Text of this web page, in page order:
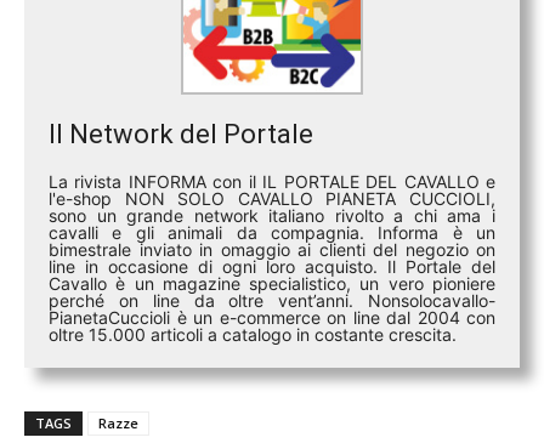
Il Network del Portale
La rivista INFORMA con il IL PORTALE DEL CAVALLO e
l'e-shop NON SOLO CAVALLO PIANETA CUCCIOLI,
sono un grande network italiano rivolto a chi ama i
cavalli e gli animali da compagnia. Informa è un
bimestrale inviato in omaggio ai clienti del negozio on
line in occasione di ogni loro acquisto. Il Portale del
Cavallo è un magazine specialistico, un vero pioniere
perché on line da oltre vent’anni. Nonsolocavallo-
PianetaCuccioli è un e-commerce on line dal 2004 con
oltre 15.000 articoli a catalogo in costante crescita.
TAGS Razze